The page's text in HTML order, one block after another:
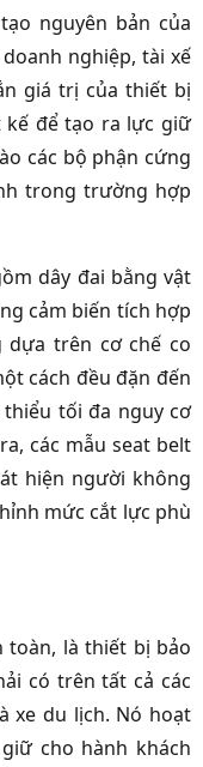
nguyên bản của
nghiệp, tài xế
giá trị của thiết bị
kế để tạo ra lực giữ
các bộ phận cứng
trong trường hợp
dây đai bằng vật
cảm biến tích hợp
dựa trên cơ chế co
cách đều đặn đến
tối đa nguy cơ
các mẫu seat belt
hiện người không
mức cắt lực phù
toàn, là thiết bị bảo
có trên tất cả các
xe du lịch. Nó hoạt
cho hành khách